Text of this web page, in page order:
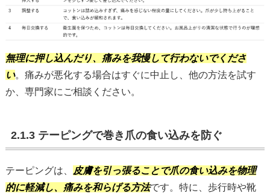
無理に押し込んだり、痛みを我慢して行わないでくださ
い。痛みが悪化する場合はすぐに中止し、他の方法を試す
か、専門家にご相談ください。
2.1.3 テーピングで巻き爪の食い込みを防ぐ
テーピングは、
皮膚を引っ張ることで爪の食い込みを物理
的に軽減し、痛みを和らげる方法です。特に、歩行時や靴